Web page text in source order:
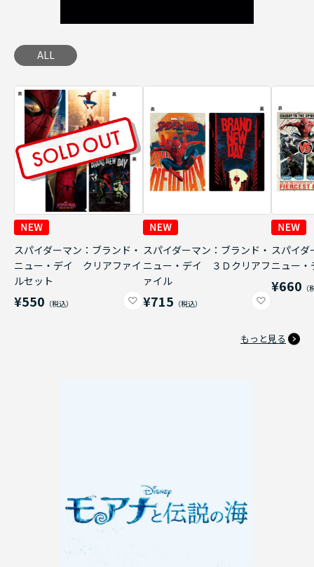
ALL
スパイダーマン：ブランド・
ニュー・デイ クリアファイ
ルセット
¥550
スパイダーマン：ブランド・
ニュー・デイ ３Ｄクリアフ
ァイル
¥715
スパイダ
ニュー
¥660
もっと見る